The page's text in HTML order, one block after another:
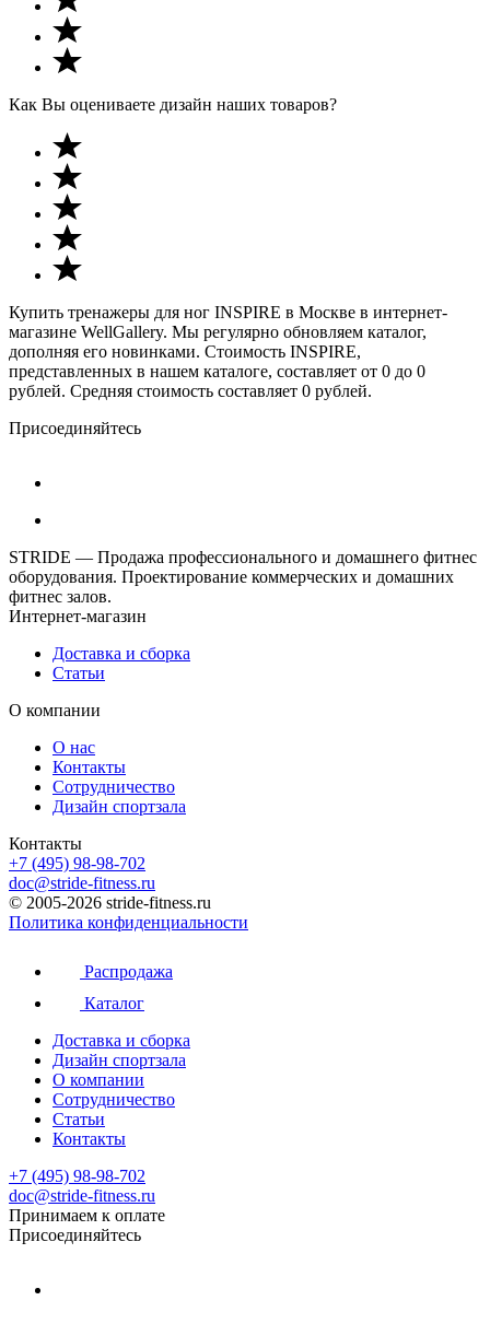
Как Вы оцениваете дизайн наших товаров?
Купить тренажеры для ног INSPIRE в Москве в интернет-
магазине WellGallery. Мы регулярно обновляем каталог,
дополняя его новинками. Стоимость INSPIRE,
представленных в нашем каталоге, составляет от 0 до 0
рублей. Средняя стоимость составляет 0 рублей.
Присоединяйтесь
STRIDE — Продажа профессионального и домашнего фитнес
оборудования. Проектирование коммерческих и домашних
фитнес залов.
Интернет-магазин
Доставка и сборка
Статьи
О компании
О нас
Контакты
Сотрудничество
Дизайн спортзала
Контакты
+7 (495) 98-98-702
doc@stride-fitness.ru
© 2005-2026 stride-fitness.ru
Политика конфиденциальности
Распродажа
Каталог
Доставка и сборка
Дизайн спортзала
О компании
Сотрудничество
Статьи
Контакты
+7 (495) 98-98-702
doc@stride-fitness.ru
Принимаем к оплате
Присоединяйтесь